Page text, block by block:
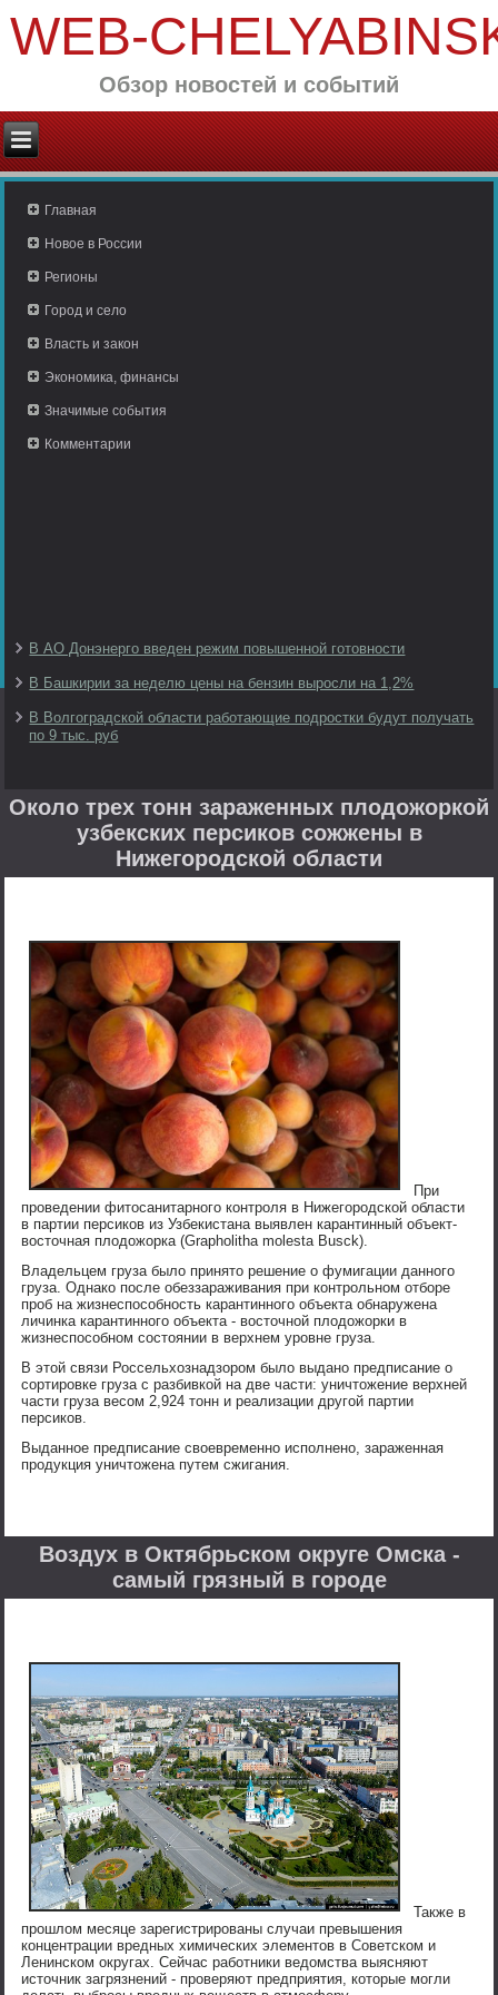
WEB-
Обзор новостей и событий
Главная
Новое в России
Регионы
Город и село
Власть и закон
Экономика, финансы
Значимые события
Комментарии
В АО Донэнерго введен режим повышенной готовности
В Башкирии за неделю цены на бензин выросли на 1,2%
В Волгоградской области работающие подростки будут получать
по 9 тыс. руб
Около трех тонн зараженных плодожоркой
узбекских персиков сожжены в
Нижегородской области
При
проведении фитосанитарного контроля в Нижегородской области
в партии персиков из Узбекистана выявлен карантинный объект-
восточная плодожорка (Grapholitha molesta Busck).
Владельцем груза было принято решение о фумигации данного
груза. Однако после обеззараживания при контрольном отборе
проб на жизнеспособность карантинного объекта обнаружена
личинка карантинного объекта - восточной плодожорки в
жизнеспособном состоянии в верхнем уровне груза.
В этой связи Россельхознадзором было выдано предписание о
сортировке груза с разбивкой на две части: уничтожение верхней
части груза весом 2,924 тонн и реализации другой партии
персиков.
Выданное предписание своевременно исполнено, зараженная
продукция уничтожена путем сжигания.
Воздух в Октябрьском округе Омска -
самый грязный в городе
Также в
прошлом месяце зарегистрированы случаи превышения
концентрации вредных химических элементов в Советском и
Ленинском округах. Сейчас работники ведомства выясняют
источник загрязнений - проверяют предприятия, которые могли